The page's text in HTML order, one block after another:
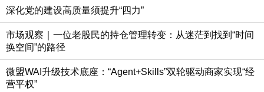
深化党的建设高质量须提升“四力”
市场观察｜一位老股民的持仓管理转变：从迷茫到找到“时间
换空间”的路径
微盟WAI升级技术底座：“Agent+Skills”双轮驱动商家实现“经
营平权”